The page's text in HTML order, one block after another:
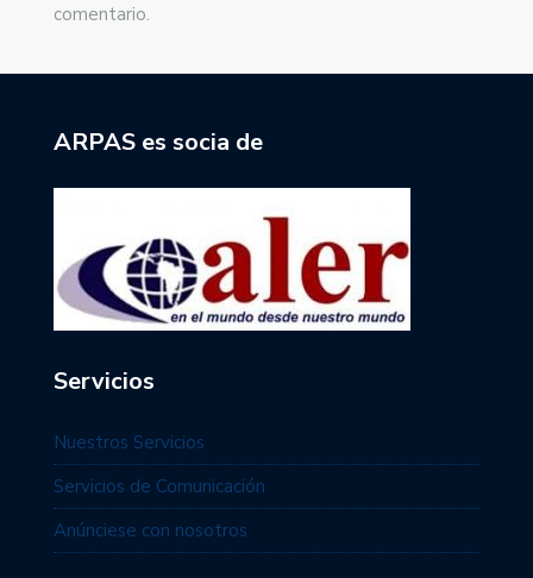
comentario.
ARPAS es socia de
Servicios
Nuestros Servicios
Servicios de Comunicación
Anúnciese con nosotros